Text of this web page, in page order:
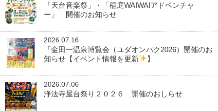
「天台音楽祭」・「稲庭WAIWAIアドベンチャ
ー」 開催のお知らせ
2026.07.16
「金田一温泉博覧会（ユダオンパク2026）開催のお
知らせ【イベント情報を更新
】
2026.07.06
浄法寺屋台祭り２０２６ 開催のおしらせ